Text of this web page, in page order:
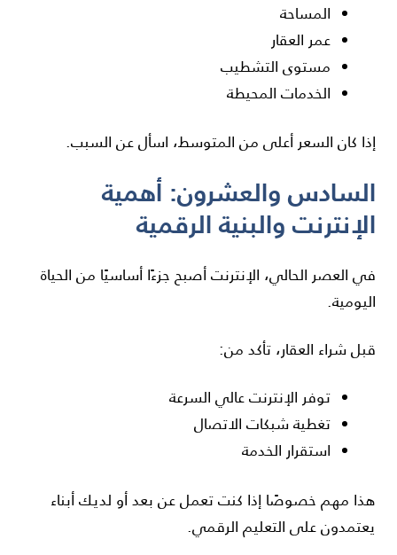
المساحة
عمر العقار
مستوى التشطيب
الخدمات المحيطة
إذا كان السعر أعلى من المتوسط، اسأل عن السبب.
السادس والعشرون: أهمية
الإنترنت والبنية الرقمية
في العصر الحالي، الإنترنت أصبح جزءًا أساسيًا من الحياة
اليومية.
قبل شراء العقار، تأكد من:
توفر الإنترنت عالي السرعة
تغطية شبكات الاتصال
استقرار الخدمة
هذا مهم خصوصًا إذا كنت تعمل عن بعد أو لديك أبناء
يعتمدون على التعليم الرقمي.